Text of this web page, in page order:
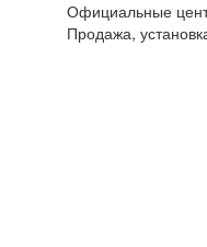
Официальные
Продажа,